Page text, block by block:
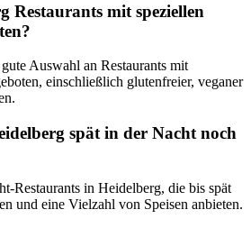
Restaurants mit speziellen
Auswahl an Restaurants mit
einschließlich glutenfreier, veganer
spät in der Nacht noch
Restaurants in Heidelberg, die bis spät
und eine Vielzahl von Speisen anbieten.